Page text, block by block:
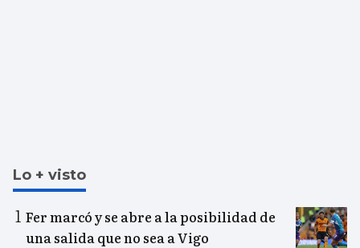
Lo + visto
Fer marcó y se abre a la posibilidad de
una salida que no sea a Vigo